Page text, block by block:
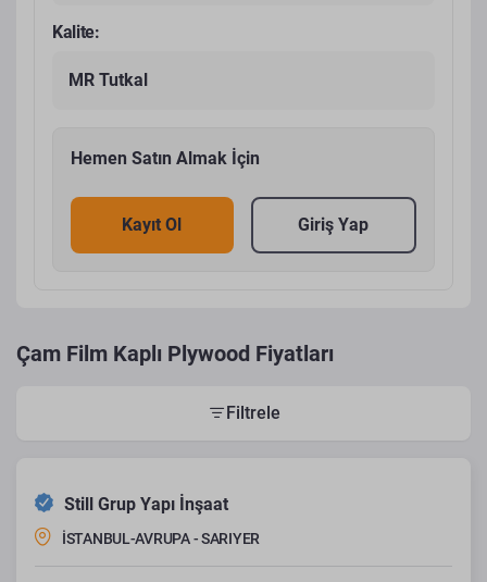
Kalite:
MR Tutkal
Hemen Satın Almak İçin
Kayıt Ol Giriş Yap
Çam Film Kaplı Plywood Fiyatları
Filtrele
Still Grup Yapı İnşaat
İSTANBUL-AVRUPA - SARIYER